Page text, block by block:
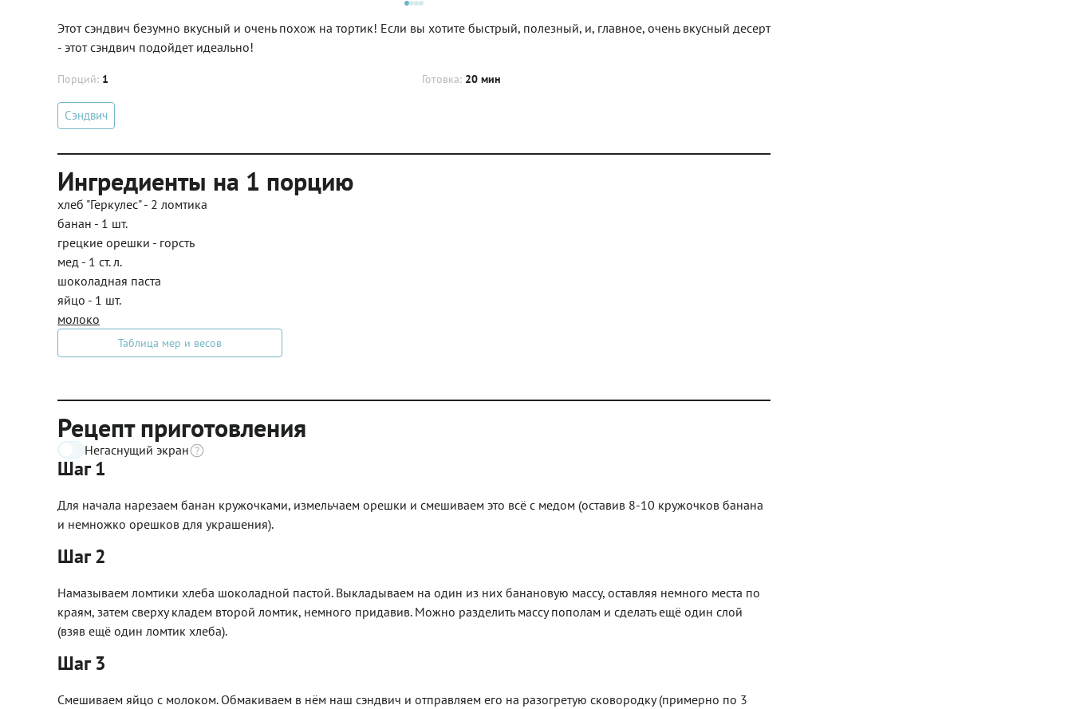
Этот сэндвич безумно вкусный и очень похож на тортик! Если вы хотите быстрый, полезный, и, главное, очень вкусный десерт
- этот сэндвич подойдет идеально!
Порций: 1 Готовка: 20 мин
Сэндвич
Ингредиенты на 1 порцию
хлеб "Геркулес" - 2 ломтика
банан - 1 шт.
грецкие орешки - горсть
мед - 1 ст. л.
шоколадная паста
яйцо - 1 шт.
молоко
Таблица мер и весов
Рецепт приготовления
Негаснущий экран
Шаг 1
Для начала нарезаем банан кружочками, измельчаем орешки и смешиваем это всё с медом (оставив 8-10 кружочков банана
и немножко орешков для украшения).
Шаг 2
Намазываем ломтики хлеба шоколадной пастой. Выкладываем на один из них банановую массу, оставляя немного места по
краям, затем сверху кладем второй ломтик, немного придавив. Можно разделить массу пополам и сделать ещё один слой
(взяв ещё один ломтик хлеба).
Шаг 3
Смешиваем яйцо с молоком. Обмакиваем в нём наш сэндвич и отправляем его на разогретую сковородку (примерно по 3